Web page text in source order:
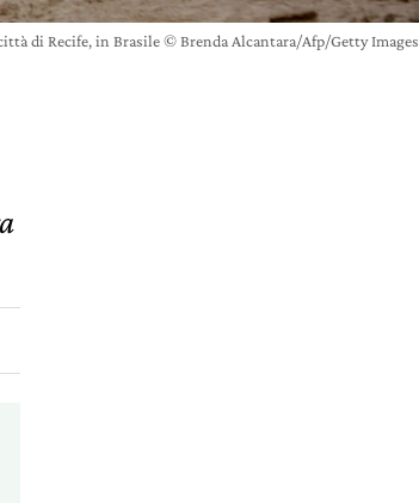
di Recife, in Brasile © Brenda Alcantara/Afp/Getty Images